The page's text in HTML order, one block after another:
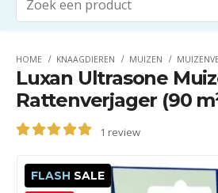
HOME KNAAGDIEREN MUIZEN
Luxan Ultrasone
Rattenverjager (90
1 review
FLASH SALE